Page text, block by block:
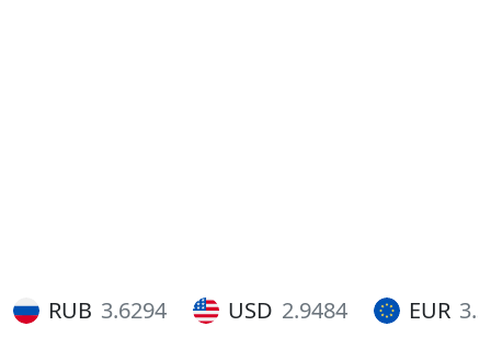
RUB 3.6294 USD 2.9484 EUR